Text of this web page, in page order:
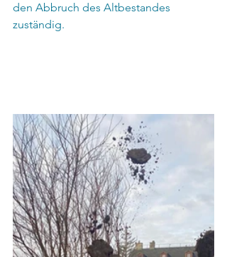
den Abbruch des Altbestandes
zuständig.